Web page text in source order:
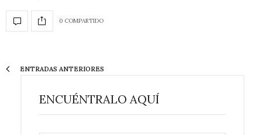
0 COMPARTIDO
ENTRADAS ANTERIORES
ENCUÉNTRALO AQUÍ